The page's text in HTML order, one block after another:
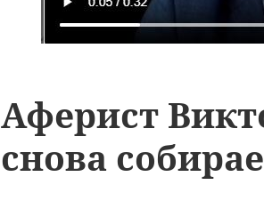
Аферист
снова